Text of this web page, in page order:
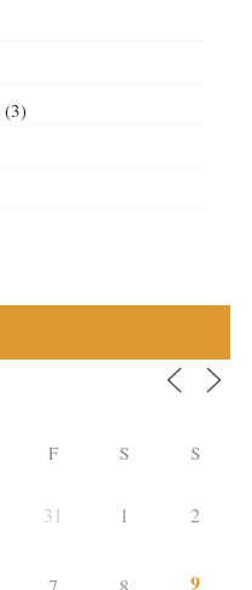
(3)
F S S
31 1 2
9